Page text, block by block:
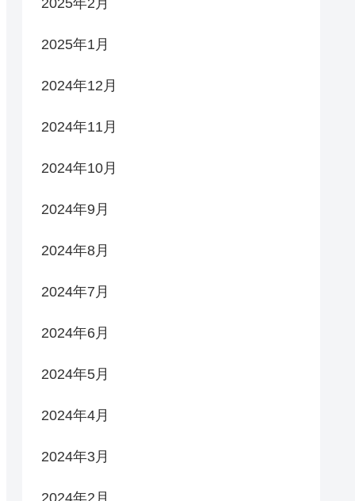
2025年1月
2024年12月
2024年11月
2024年10月
2024年9月
2024年8月
2024年7月
2024年6月
2024年5月
2024年4月
2024年3月
2024年2月